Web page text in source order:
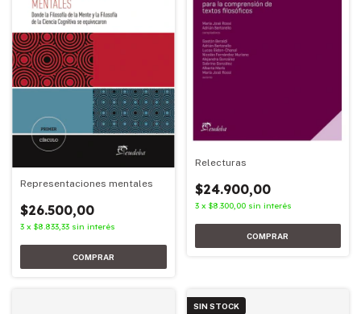
Representaciones mentales
$26.500,00
3 x $8.833,33 sin interés
Relecturas
$24.900,00
3 x $8.300,00 sin interés
SIN STOCK